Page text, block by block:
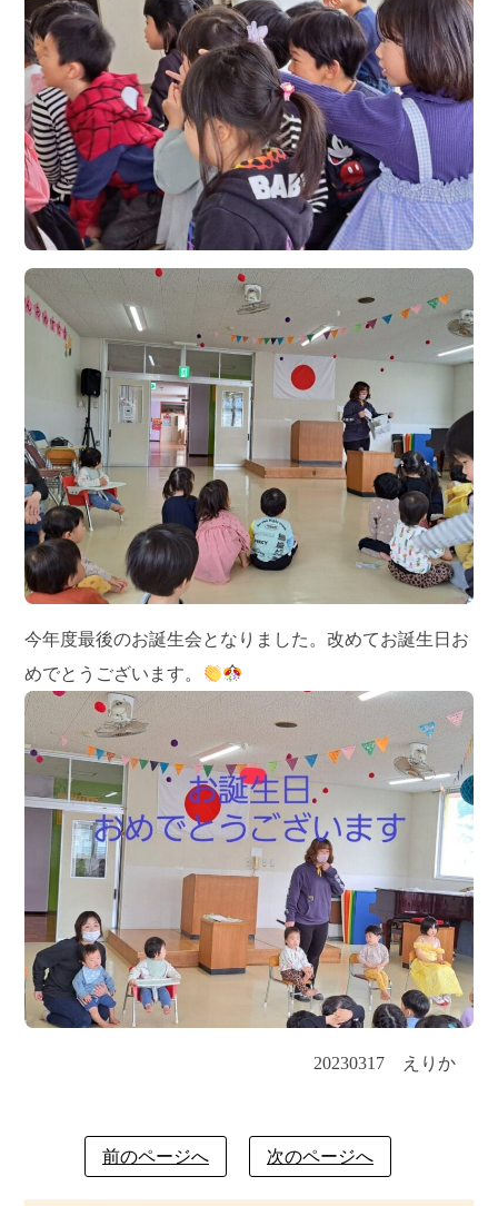
今年度最後のお誕生会となりました。改めてお誕生日お
めでとうございます。
20230317 えりか
前のページへ 次のページへ